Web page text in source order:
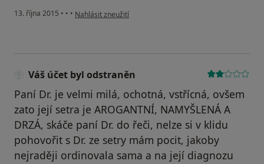
13. října 2015 • • • podle názoru uživatele Váš účet byl odstraněn
Nahlásit zneužití
Váš účet byl odstraněn
Paní Dr. je velmi milá, ochotná, vstřícná, ovšem
zato její setra je AROGANTNÍ, NAMYŠLENÁ A
DRZÁ, skáče paní Dr. do řeči, nelze si v klidu
pohovořit s Dr. ze setry mám pocit, jakoby
nejraději ordinovala sama a na její diagnozu